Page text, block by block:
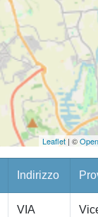
Leaflet| ©
Indirizzo
VIA